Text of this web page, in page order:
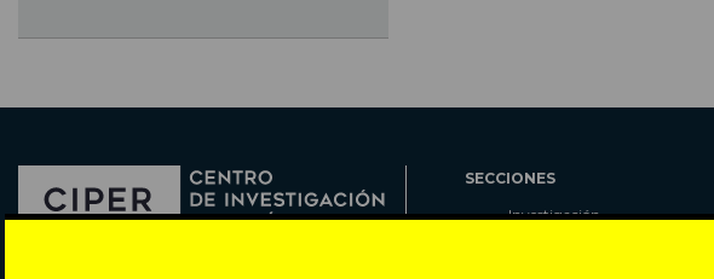
SECCIONES
Investigación